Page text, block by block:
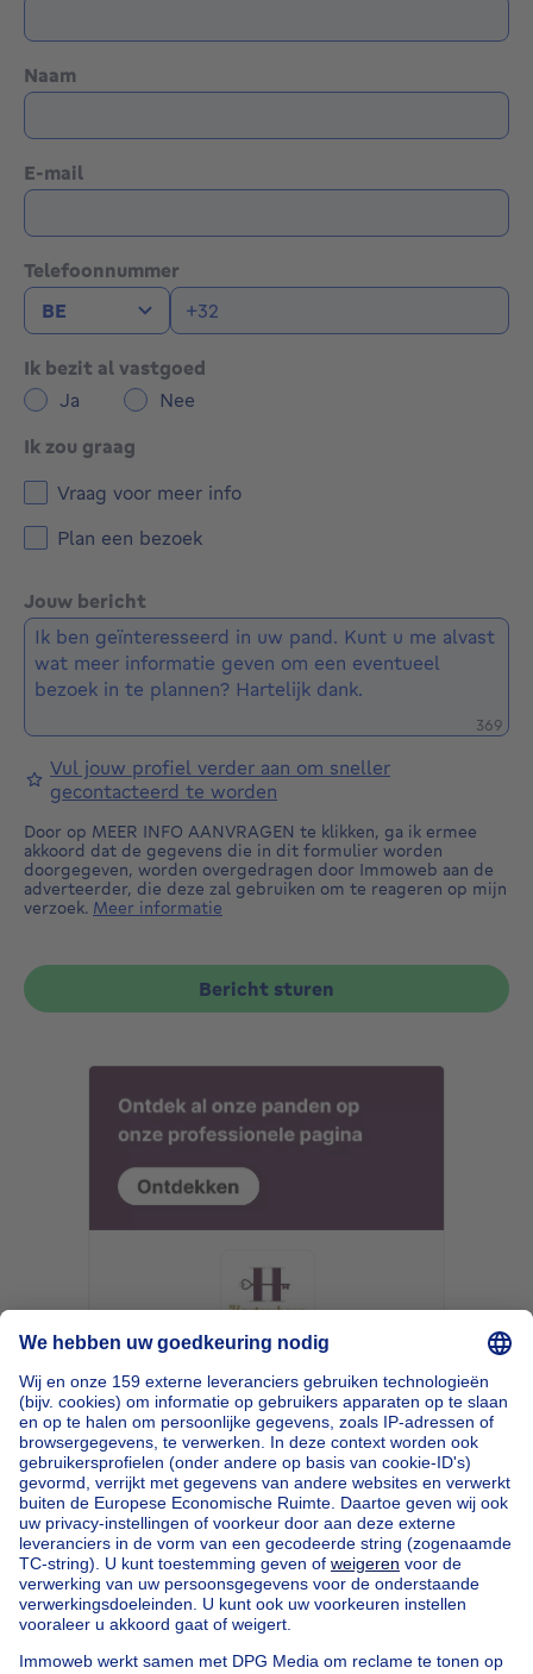
Naam
E-mail
Telefoonnummer
Ik bezit al vastgoed
Ja
Nee
Ik zou graag
Vraag voor meer info
Plan een bezoek
Jouw bericht
369
Vul jouw profiel verder aan om sneller
gecontacteerd te worden
Door op MEER INFO AANVRAGEN te klikken, ga ik ermee
akkoord dat de gegevens die in dit formulier worden
doorgegeven, worden overgedragen door Immoweb aan de
adverteerder, die deze zal gebruiken om te reageren op mijn
verzoek. Meer informatie
Bericht sturen
Home België
Antwerpen (provincie)
Mechelen (arrondissement)
Kopen uw appartement in Hombeek
Onze huizen buiten BelgiëHuis te koop Frankrijk
Huis te koop Spanje
Huis te koop Italië